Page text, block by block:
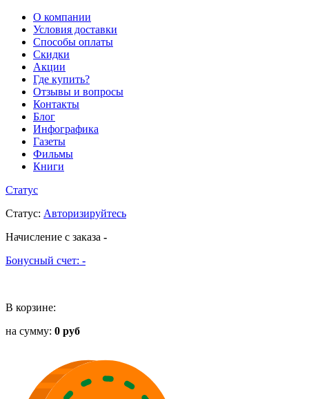
О компании
Условия доставки
Способы оплаты
Скидки
Акции
Где купить?
Отзывы и вопросы
Контакты
Блог
Инфографика
Газеты
Фильмы
Книги
Статус
Статус: Авторизируйтесь
Начисление с заказа -
Бонусный счет: -
В корзине:
на сумму: 0 руб